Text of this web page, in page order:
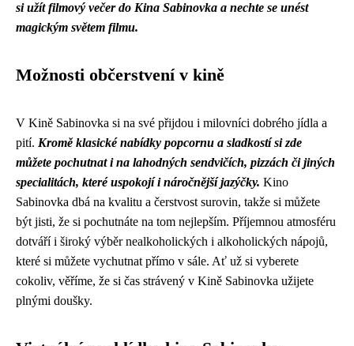
si užít filmový večer do Kina Sabinovka a nechte se unést
magickým světem filmu.
Možnosti občerstvení v kině
V Kině Sabinovka si na své přijdou i milovníci dobrého jídla a
pití. Kromě klasické nabídky popcornu a sladkostí si zde
můžete pochutnat i na lahodných sendvičích, pizzách či jiných
specialitách, které uspokojí i náročnější jazýčky. Kino
Sabinovka dbá na kvalitu a čerstvost surovin, takže si můžete
být jisti, že si pochutnáte na tom nejlepším. Příjemnou atmosféru
dotváří i široký výběr nealkoholických i alkoholických nápojů,
které si můžete vychutnat přímo v sále. Ať už si vyberete
cokoliv, věříme, že si čas strávený v Kině Sabinovka užijete
plnými doušky.